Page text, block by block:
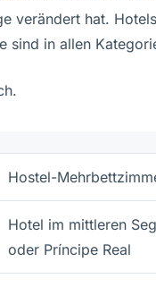
verändert hat.
sind in allen
Hostel-
Hotel im mittleren
oder Príncipe Real